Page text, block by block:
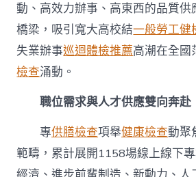
動、高效力辦事、高東西的品質
橋梁，吸引寬大高校結一般勞工健
失業辦事巡迴體檢推薦高潮在全國
檢查涌動。
職位需求與人才供應雙向奔赴
專供膳檢查項舉健康檢查動聚
範疇，累計展開1158場線上線下